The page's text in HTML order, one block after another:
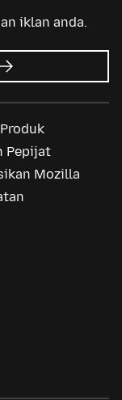
iklan anda.
tentang
Pepijat
Mozilla